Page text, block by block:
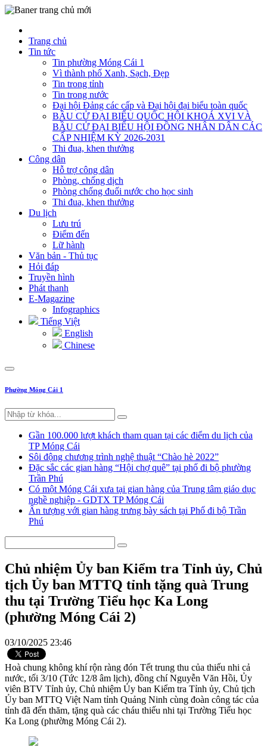
Trang chủ
Tin tức
Tin phường Móng Cái 1
Vì thành phố Xanh, Sạch, Đẹp
Tin trong tỉnh
Tin trong nước
Đại hội Đảng các cấp và Đại hội đại biểu toàn quốc
BẦU CỬ ĐẠI BIỂU QUỐC HỘI KHOÁ XVI VÀ
BẦU CỬ ĐẠI BIỂU HỘI ĐỒNG NHÂN DÂN CÁC
CẤP NHIỆM KỲ 2026-2031
Thi đua, khen thưởng
Công dân
Hỗ trợ công dân
Phòng, chống dịch
Phòng chống đuối nước cho học sinh
Thi đua, khen thưởng
Du lịch
Lưu trú
Điểm đến
Lữ hành
Văn bản - Thủ tục
Hỏi đáp
Truyền hình
Phát thanh
E-Magazine
Infographics
Tiếng Việt
English
Chinese
Phường Móng Cái 1
Gần 100.000 lượt khách tham quan tại các điểm du lịch của
TP Móng Cái
Sôi động chương trình nghệ thuật “Chào hè 2022”
Đặc sắc các gian hàng “Hội chợ quê” tại phố đi bộ phường
Trần Phú
Có một Móng Cái xưa tại gian hàng của Trung tâm giáo dục
nghề nghiệp - GDTX TP Móng Cái
Ấn tượng với gian hàng trưng bày sách tại Phố đi bộ Trần
Phú
Chủ nhiệm Ủy ban Kiểm tra Tỉnh ủy, Chủ
tịch Ủy ban MTTQ tỉnh tặng quà Trung
thu tại Trường Tiểu học Ka Long
(phường Móng Cái 2)
03/10/2025 23:46
Hoà chung không khí rộn ràng đón Tết trung thu của thiếu nhi cả
nước, tối 3/10 (Tức 12/8 âm lịch), đồng chí Nguyễn Văn Hồi, Ủy
viên BTV Tỉnh ủy, Chủ nhiệm Ủy ban Kiểm tra Tỉnh ủy, Chủ tịch
Ủy ban MTTQ Việt Nam tỉnh Quảng Ninh cùng đoàn công tác của
tỉnh đã đến thăm, tặng quà các cháu thiếu nhi tại Trường Tiểu học
Ka Long (phường Móng Cái 2).